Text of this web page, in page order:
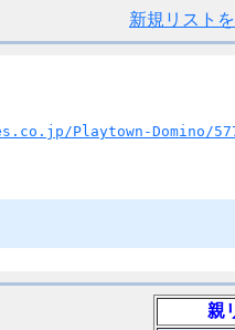
新規リスト
Playtown-Domino/
親